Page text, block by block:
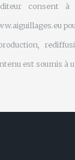
consent
est soumis à